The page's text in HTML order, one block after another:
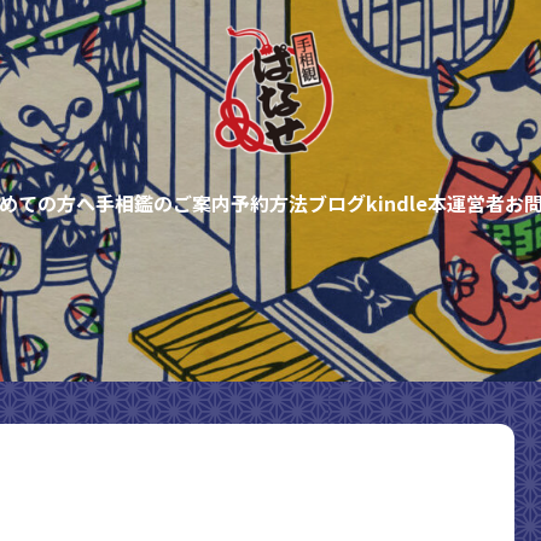
ての方へ手相鑑のご案内予約方法ブログkindle本運営者お